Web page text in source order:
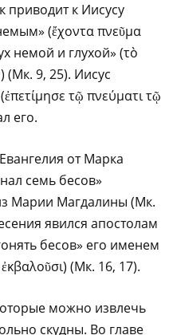
приводит к Иисусу
(ἔχοντα πνεῦμα
немой и глухой» (τὸ
(Мк. 9, 25). Иисус
τῷ πνεύματι τῷ
его.
от Марка
семь бесов»
Марии Магдалины (Мк.
явился апостолам
бесов» его именем
(Мк. 16, 17).
можно извлечь
скудны. Во главе